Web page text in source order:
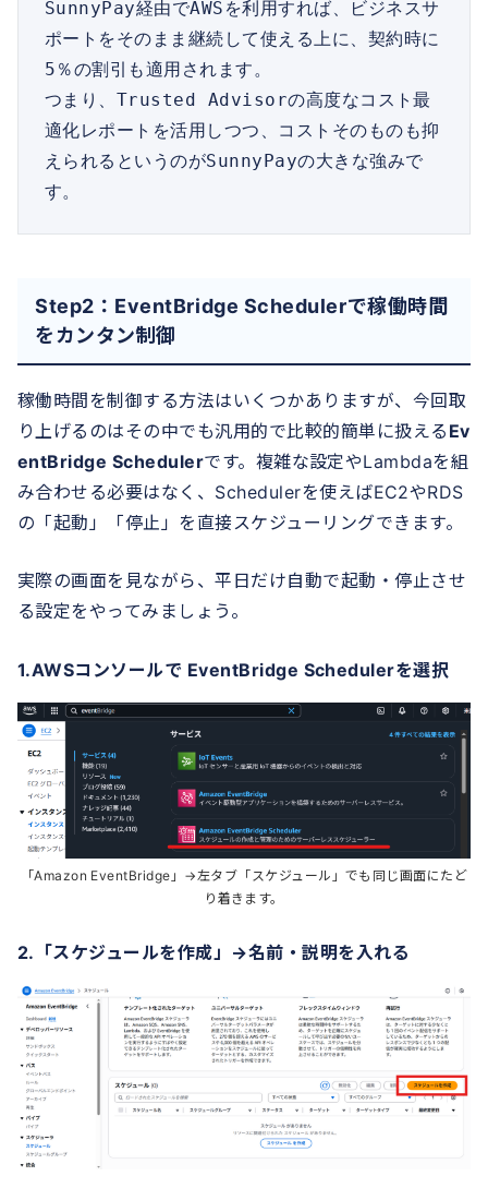
SunnyPay経由でAWSを利用すれば、ビジネスサ
ポートをそのまま継続して使える上に、契約時に
5％の割引も適用されます。
つまり、Trusted Advisorの高度なコスト最
適化レポートを活用しつつ、コストそのものも抑
えられるというのがSunnyPayの大きな強みで
す。
Step2：EventBridge Schedulerで稼働時間
をカンタン制御
稼働時間を制御する方法はいくつかありますが、今回取
り上げるのはその中でも汎用的で比較的簡単に扱える Ev
entBridge Schedulerです。複雑な設定やLambdaを組
み合わせる必要はなく、Schedulerを使えばEC2やRDS
の「起動」「停止」を直接スケジューリングできます。
実際の画面を見ながら、平日だけ自動で起動・停止させ
る設定をやってみましょう。
1.AWSコンソールで EventBridge Schedulerを選択
「Amazon EventBridge」→左タブ「スケジュール」でも同じ画面にたど
り着きます。
2.「スケジュールを作成」→名前・説明を入れる